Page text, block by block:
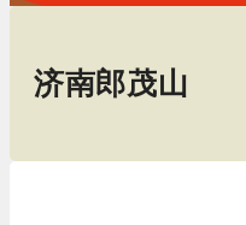
单
济南郎茂山